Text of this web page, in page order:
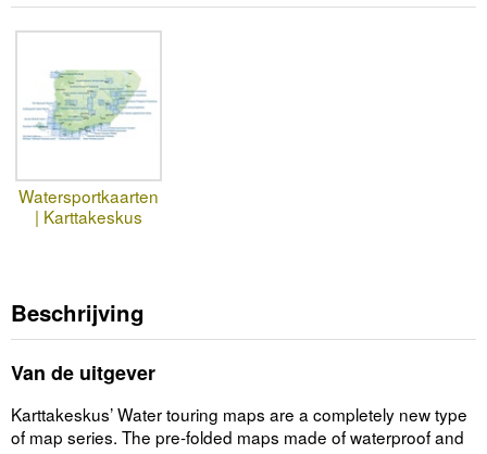
Watersportkaarten
| Karttakeskus
Beschrijving
Van de uitgever
Karttakeskus’ Water touring maps are a completely new type
of map series. The pre-folded maps made of waterproof and